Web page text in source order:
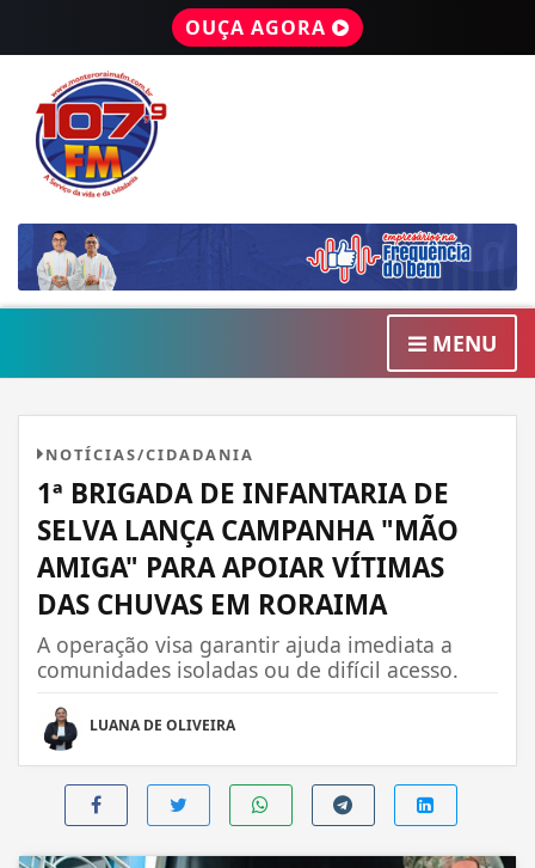
OUÇA AGORA
MENU
NOTÍCIAS/CIDADANIA
1ª BRIGADA DE INFANTARIA DE
SELVA LANÇA CAMPANHA "MÃO
AMIGA" PARA APOIAR VÍTIMAS
DAS CHUVAS EM RORAIMA
A operação visa garantir ajuda imediata a
comunidades isoladas ou de difícil acesso.
LUANA DE OLIVEIRA